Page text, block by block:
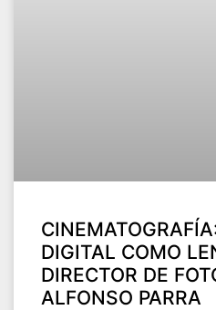
DIGITAL COMO
DIRECTOR DE
ALFONSO PARRA